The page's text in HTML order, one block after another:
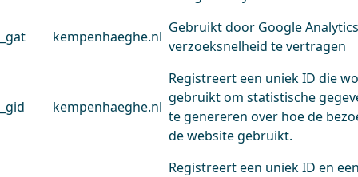
_gat kempenhaeghe.nl
Gebruikt door Google
verzoeksnelheid te vertragen
_gid kempenhaeghe.nl
Registreert een uniek ID die
gebruikt om statistische
te genereren over hoe de
de website gebruikt.
Registreert een uniek ID en